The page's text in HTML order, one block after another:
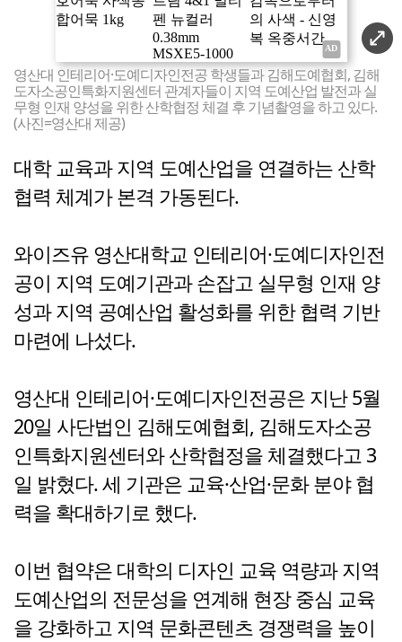
영산대 인테리어·도예디자인전공 학생들과 김해도예협회, 김해
도자소공인특화지원센터 관계자들이 지역 도예산업 발전과 실
무형 인재 양성을 위한 산학협정 체결 후 기념촬영을 하고 있다.
(사진=영산대 제공)
대학 교육과 지역 도예산업을 연결하는 산학
협력 체계가 본격 가동된다.
와이즈유 영산대학교 인테리어·도예디자인전
공이 지역 도예기관과 손잡고 실무형 인재 양
성과 지역 공예산업 활성화를 위한 협력 기반
마련에 나섰다.
영산대 인테리어·도예디자인전공은 지난 5월
20일 사단법인 김해도예협회, 김해도자소공
인특화지원센터와 산학협정을 체결했다고 3
일 밝혔다. 세 기관은 교육·산업·문화 분야 협
력을 확대하기로 했다.
이번 협약은 대학의 디자인 교육 역량과 지역
도예산업의 전문성을 연계해 현장 중심 교육
을 강화하고 지역 문화콘텐츠 경쟁력을 높이